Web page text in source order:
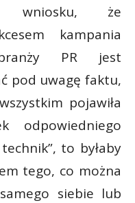
że
kampania
PR jest
pod uwagę faktu,
pojawiła
odpowiedniego
to byłaby
tego, co można
siebie lub